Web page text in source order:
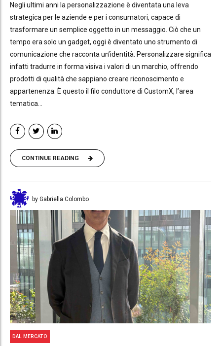
Negli ultimi anni la personalizzazione è diventata una leva
strategica per le aziende e per i consumatori, capace di
trasformare un semplice oggetto in un messaggio. Ciò che un
tempo era solo un gadget, oggi è diventato uno strumento di
comunicazione che racconta un’identità. Personalizzare significa
infatti tradurre in forma visiva i valori di un marchio, offrendo
prodotti di qualità che sappiano creare riconoscimento e
appartenenza. È questo il filo conduttore di CustomX, l’area
tematica...
CONTINUE READING
by Gabriella Colombo
DAL MERCATO